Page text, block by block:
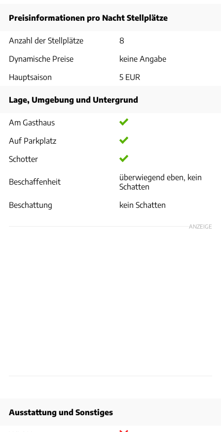
Preisinformationen pro Nacht Stellplätze
Anzahl der Stellplätze
8
Dynamische Preise
keine Angabe
Hauptsaison
5 EUR
Lage, Umgebung und Untergrund
Am Gasthaus
Auf Parkplatz
Schotter
Beschaffenheit
überwiegend eben, kein
Schatten
Beschattung
kein Schatten
ANZEIGE
Ausstattung und Sonstiges